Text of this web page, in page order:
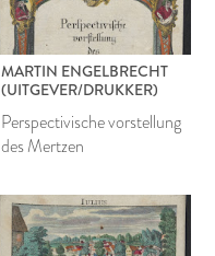
MARTIN ENGELBRECHT
(UITGEVER/DRUKKER)
Perspectivische vorstellung
des Mertzen